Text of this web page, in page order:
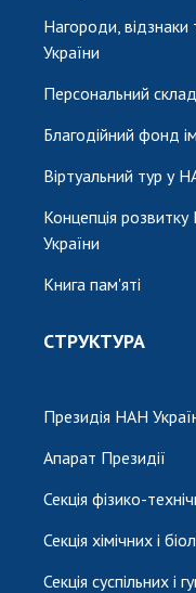
Нагороди,
України
Персональний склад
Благодійний фонд
Віртуальний тур у
Концепція розвитку
України
Книга пам'яті
СТРУКТУРА
Президія НАН
Апарат Президії
Секція фізико-
Секція хімічних і
Секція суспільних і